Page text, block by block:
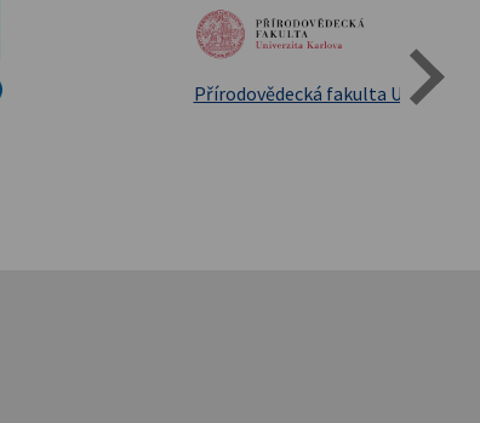
Státní oblastní archív Třeboň